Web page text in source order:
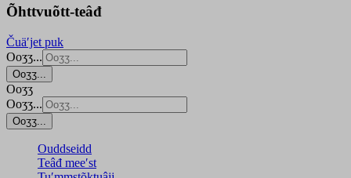
Õhttvuõtt-teâđ
Čuäʹjet puk
Ooʒʒ...
Ooʒʒ...
Ooʒʒ
Ooʒʒ...
Ooʒʒ...
Ouddseidd
Teâđ meeʹst